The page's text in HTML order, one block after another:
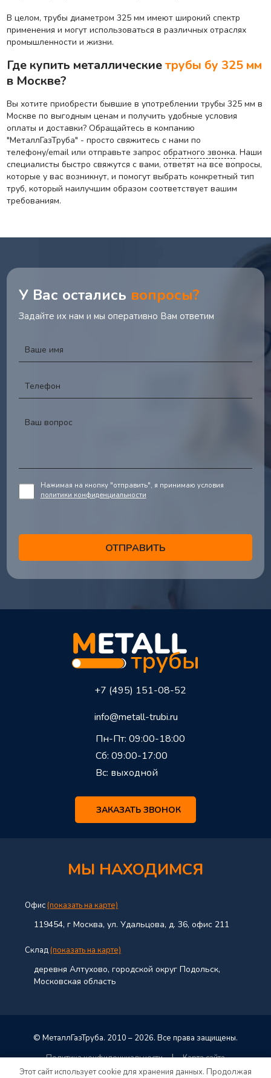
В целом, трубы диаметром 325 мм имеют широкий спектр
применения и могут использоваться в различных отраслях
промышленности и жизни.
Где купить металлическиетрубы бу 325 мм
в Москве?
Вы хотите приобрести бывшие в употреблении трубы 325 мм в
Москве по выгодным ценам и получить удобные условия
оплаты и доставки? Обращайтесь в компанию
"МеталлГазТруба" - просто свяжитесь с нами по
телефону/email или отправьте запрособратного звонка. Наши
специалисты быстро свяжутся с вами, ответят на все вопросы,
которые у вас возникнут, и помогут выбрать конкретный тип
труб, который наилучшим образом соответствует вашим
требованиям.
У Вас остались вопросы?
Задайте их нам и мы оперативно Вам ответим
Нажимая на кнопку "отправить", я принимаю условия
политики конфиденциальности
+7 (495) 151-08-52
info@metall-trubi.ru
Пн-Пт: 09:00-18:00
Сб: 09:00-17:00
Вс: выходной
ЗАКАЗАТЬ ЗВОНОК
МЫ НАХОДИМСЯ
Офис(показать на карте)
119454, г Москва, ул. Удальцова, д. 36, офис 211
Склад(показать на карте)
деревня Алтухово, городской округ Подольск,
Московская область
© МеталлГазТруба. 2010 – 2026. Все права защищены.
Политика конфиденциальности | Карта сайта
Этот сайт использует cookie для хранения данных. Продолжая